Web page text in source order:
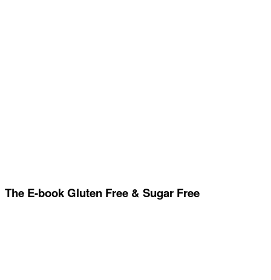
The E-book Gluten Free & Sugar Free